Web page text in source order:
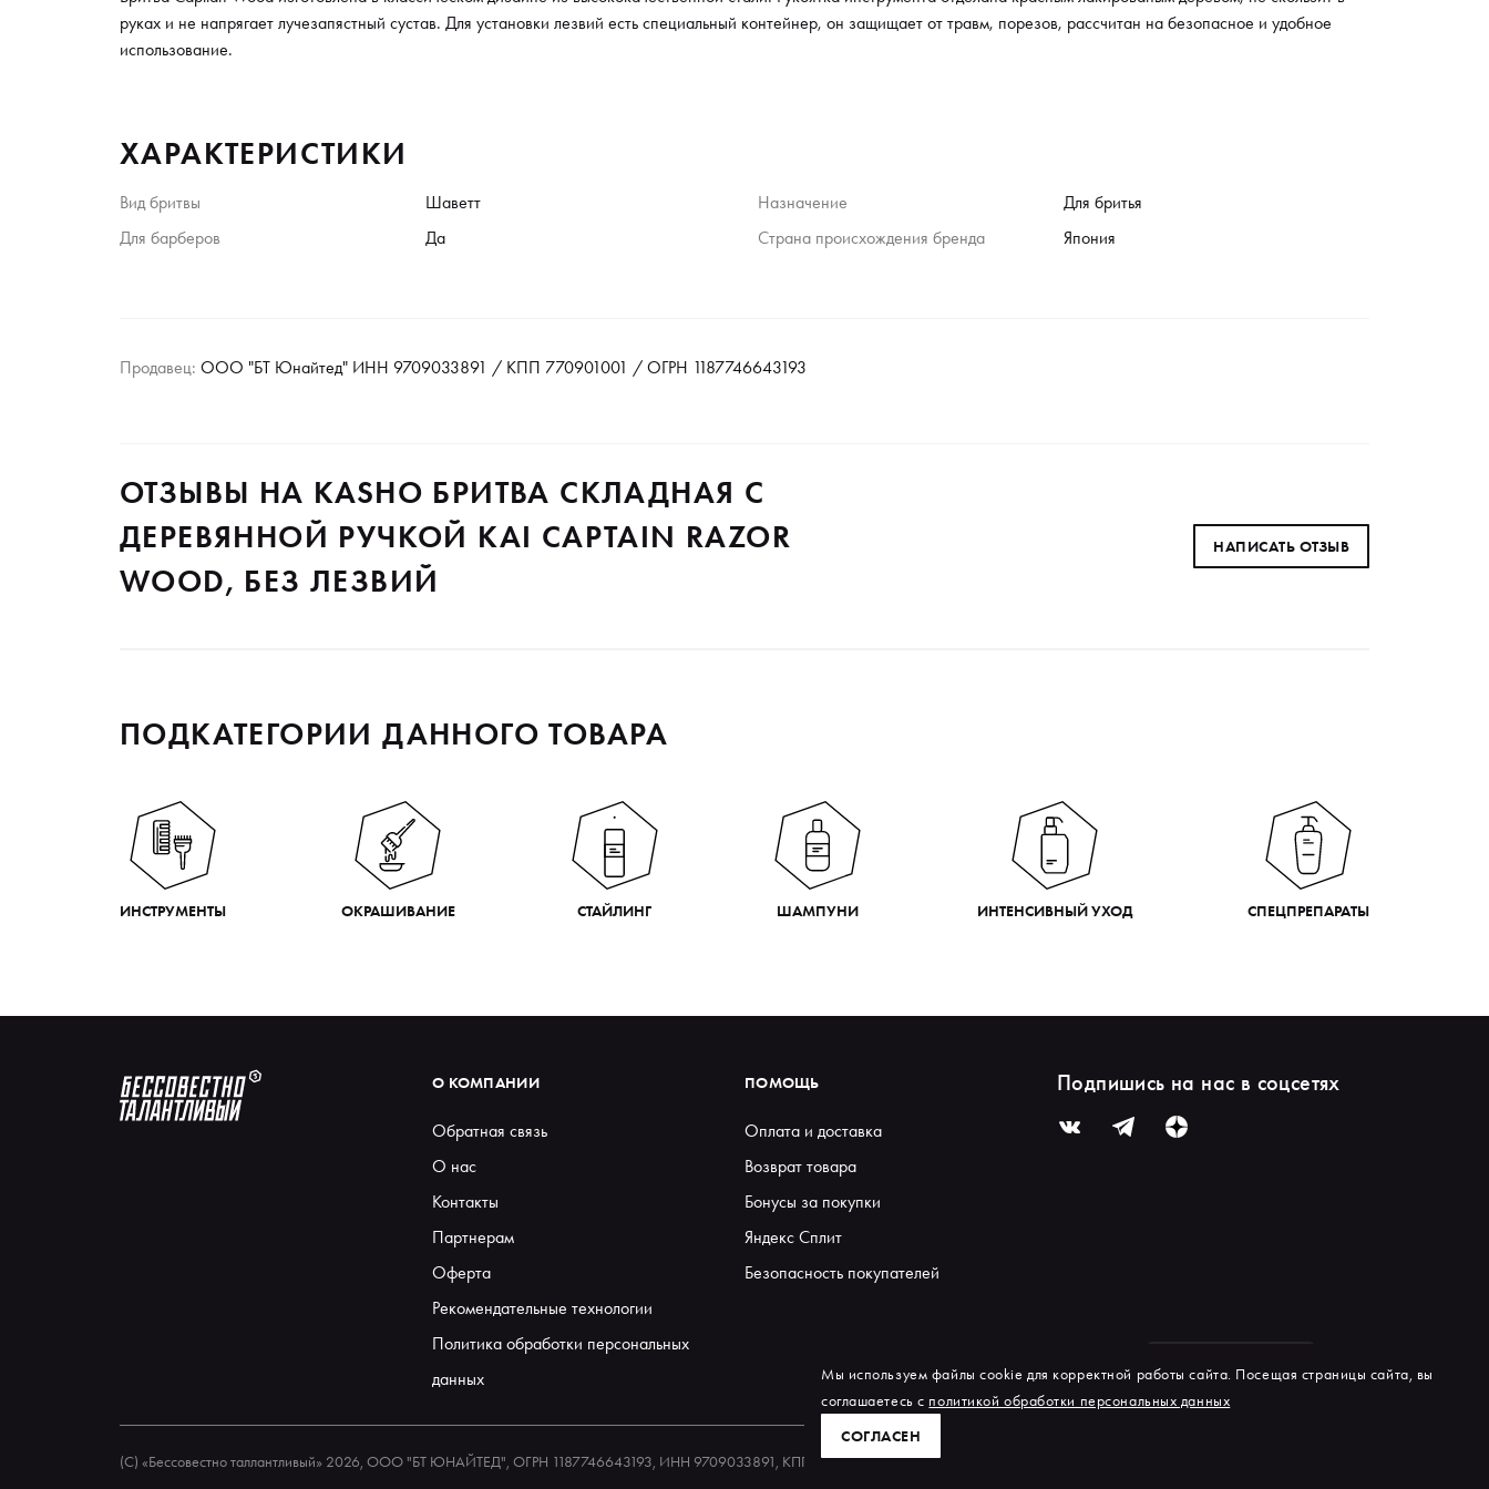
руках и не напрягает лучезапястный сустав. Для установки лезвий есть специальный контейнер, он защищает от травм, порезов, рассчитан на безопасное и удобное
использование.
ХАРАКТЕРИСТИКИ
Вид бритвы Шаветт Назначение
Для бритья
Для барберов
Да Страна происхождения бренда Япония
Продавец: ООО "БТ Юнайтед" ИНН 9709033891 / КПП 770901001 / ОГРН 1187746643193
ОТЗЫВЫ НА KASHO БРИТВА СКЛАДНАЯ С
ДЕРЕВЯННОЙ РУЧКОЙ KAI СAPTAIN RAZOR
WOOD, БЕЗ ЛЕЗВИЙ
НАПИСАТЬ ОТЗЫВ
ПОДКАТЕГОРИИ ДАННОГО ТОВАРА
ИНСТРУМЕНТЫ ОКРАШИВАНИЕ СТАЙЛИНГ ШАМПУНИ ИНТЕНСИВНЫЙ УХОД СПЕЦПРЕПАРАТЫ
О КОМПАНИИ
Обратная связь
О нас
Контакты
Партнерам
Оферта
Рекомендательные технологии
Политика обработки персональных
данных
ПОМОЩЬ
Оплата и доставка
Возврат товара
Бонусы за покупки
Яндекс Сплит
Безопасность покупателей
Подпишись на нас в соцсетях
(С) «Бессовестно таллантливый» 2026, ООО "БТ ЮНАЙТЕД", ОГРН 1187746643193, ИНН 9709033891, КПП 770901001
Мы используем файлы cookie для корректной работы сайта. Посещая страницы сайта, вы
соглашаетесь с политикой обработки персональных данных
СОГЛАСЕН